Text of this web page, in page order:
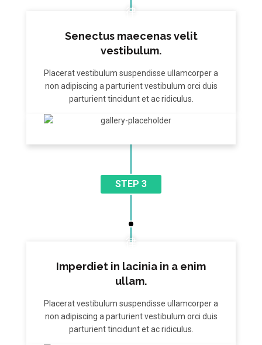
Senectus maecenas velit
vestibulum.
Placerat vestibulum suspendisse ullamcorper a
non adipiscing a parturient vestibulum orci duis
parturient tincidunt et ac ridiculus.
STEP 3
Imperdiet in lacinia in a enim
ullam.
Placerat vestibulum suspendisse ullamcorper a
non adipiscing a parturient vestibulum orci duis
parturient tincidunt et ac ridiculus.